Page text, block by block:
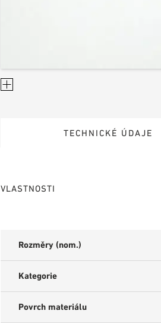
TECHNICKÉ ÚDAJE
VLASTNOSTI
Rozměry (nom.)
Kategorie
Povrch materiálu